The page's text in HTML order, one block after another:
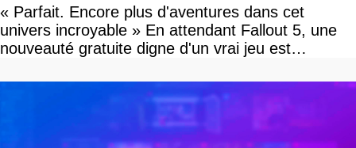
« Parfait. Encore plus d'aventures dans cet
univers incroyable » En attendant Fallout 5, une
nouveauté gratuite digne d'un vrai jeu est